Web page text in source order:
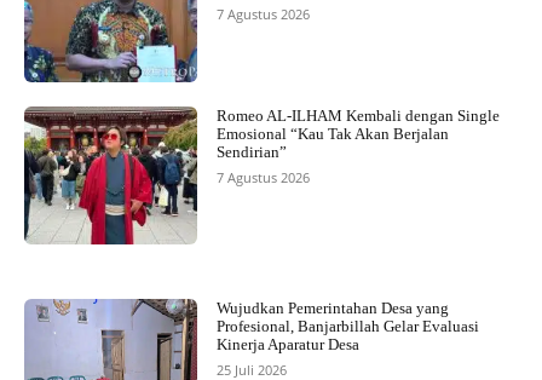
7 Agustus 2026
Romeo AL-ILHAM Kembali dengan Single
Emosional “Kau Tak Akan Berjalan
Sendirian”
7 Agustus 2026
Wujudkan Pemerintahan Desa yang
Profesional, Banjarbillah Gelar Evaluasi
Kinerja Aparatur Desa
25 Juli 2026